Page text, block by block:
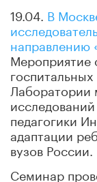
19.04. В
направлению
Мероприятие
педагогики
адаптации
вузов России.
Семинар